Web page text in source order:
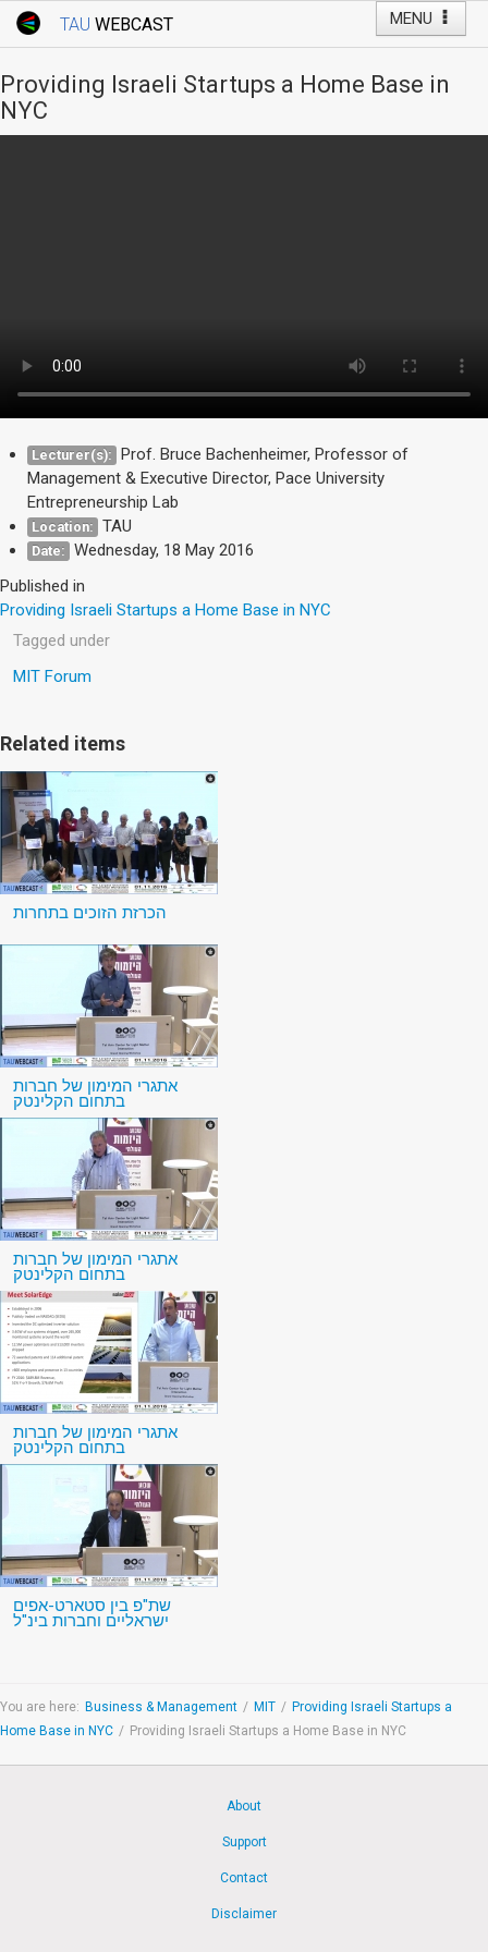
MENU
TAU WEBCAST
Webcast: Courses
Tel Aviv University
Providing Israeli Startups a Home Base in
NYC
Lecturer(s): Prof. Bruce Bachenheimer, Professor of
Management & Executive Director, Pace University
Entrepreneurship Lab
Location: TAU
Date: Wednesday, 18 May 2016
Published in
Providing Israeli Startups a Home Base in NYC
Tagged under
MIT Forum
Related items
הכרזת הזוכים בתחרות
אתגרי המימון של חברות
בתחום הקלינטק
אתגרי המימון של חברות
בתחום הקלינטק
אתגרי המימון של חברות
בתחום הקלינטק
שת"פ בין סטארט-אפים
ישראליים וחברות בינ"ל
You are here: Business & Management / MIT / Providing Israeli Startups a
Home Base in NYC / Providing Israeli Startups a Home Base in NYC
About
Support
Contact
Disclaimer